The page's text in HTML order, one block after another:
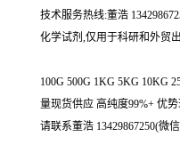
技术服务热线:董浩
化学试剂,仅用于科研和外贸
100G 500G 1KG 5KG 10KG
量现货供应 高纯度99%+ 优
请联系董浩 13429867250(微